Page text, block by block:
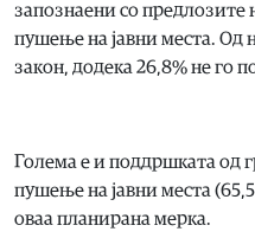
запознаени со предлозите
пушење на јавни места. Од
закон, додека 26,8% не го
Голема е и поддршката од
пушење на јавни места
оваа планирана мерка.